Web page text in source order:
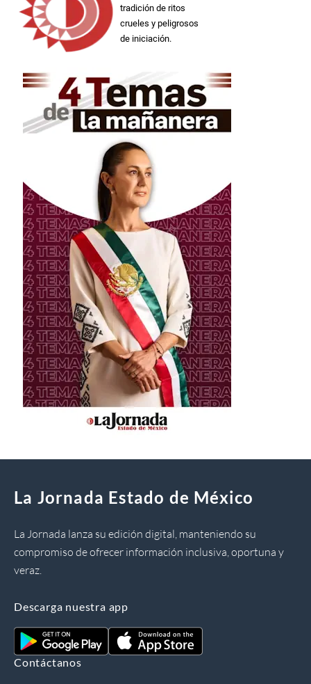
tradición de ritos
crueles y peligrosos
de iniciación.
La Jornada Estado de México
La Jornada lanza su edición digital, manteniendo su
compromiso de ofrecer información inclusiva, oportuna y
veraz.
Descarga nuestra app
Contáctanos